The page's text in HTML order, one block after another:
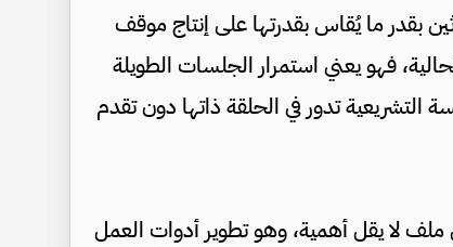
بقدر ما يُقاس بقدرتها على إنتاج موقف
فهو يعني استمرار الجلسات الطويلة
التشريعية تدور في الحلقة ذاتها دون تقدم
ملف لا يقل أهمية، وهو تطوير أدوات العمل